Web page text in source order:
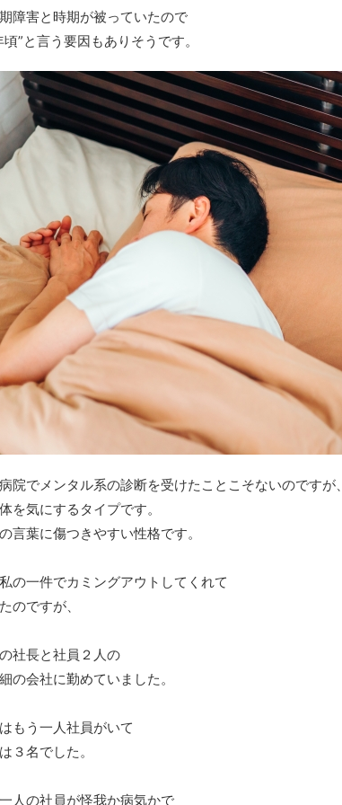
障害と時期が被っていたので
頃”と言う要因もありそうです。
院でメンタル系の診断を受けたことこそないのですが、
を気にするタイプです。
言葉に傷つきやすい性格です。
の一件でカミングアウトしてくれて
のですが、
社長と社員２人の
の会社に勤めていました。
もう一人社員がいて
３名でした。
人の社員が怪我か病気かで